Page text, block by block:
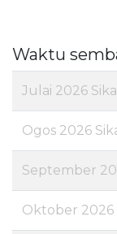
Waktu
Julai 2026
Ogos 2026
September
Oktober 2026